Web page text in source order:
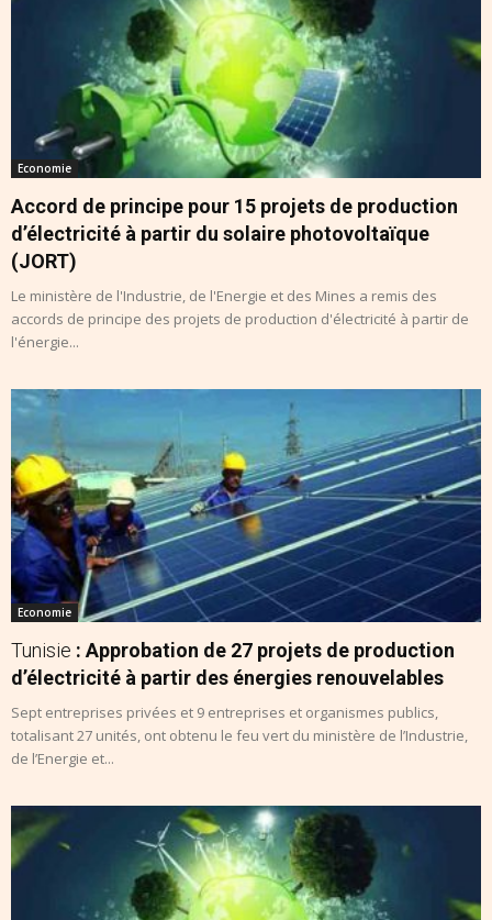
Economie
Accord de principe pour 15 projets de production
d’électricité à partir du solaire photovoltaïque
(JORT)
Le ministère de l'Industrie, de l'Energie et des Mines a remis des
accords de principe des projets de production d'électricité à partir de
l'énergie...
Economie
Tunisie : Approbation de 27 projets de production
d’électricité à partir des énergies renouvelables
Sept entreprises privées et 9 entreprises et organismes publics,
totalisant 27 unités, ont obtenu le feu vert du ministère de l’Industrie,
de l’Energie et...